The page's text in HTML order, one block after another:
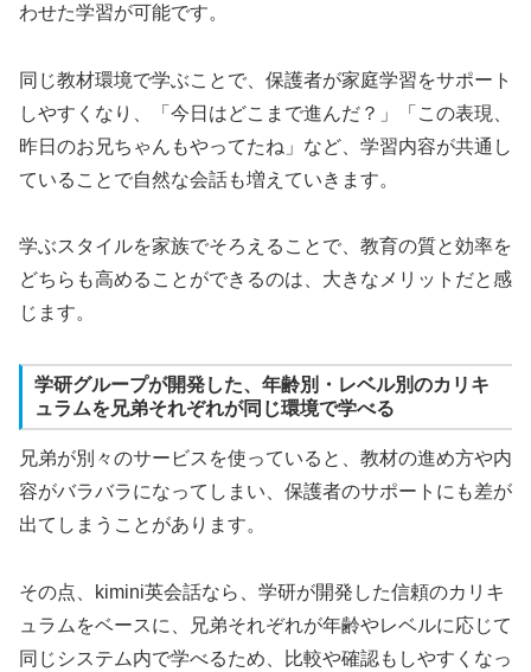
わせた学習が可能です。
同じ教材環境で学ぶことで、保護者が家庭学習をサポート
しやすくなり、「今日はどこまで進んだ？」「この表現、
昨日のお兄ちゃんもやってたね」など、学習内容が共通し
ていることで自然な会話も増えていきます。
学ぶスタイルを家族でそろえることで、教育の質と効率を
どちらも高めることができるのは、大きなメリットだと感
じます。
学研グループが開発した、年齢別・レベル別のカリキ
ュラムを兄弟それぞれが同じ環境で学べる
兄弟が別々のサービスを使っていると、教材の進め方や内
容がバラバラになってしまい、保護者のサポートにも差が
出てしまうことがあります。
その点、kimini英会話なら、学研が開発した信頼のカリキ
ュラムをベースに、兄弟それぞれが年齢やレベルに応じて
同じシステム内で学べるため、比較や確認もしやすくなっ